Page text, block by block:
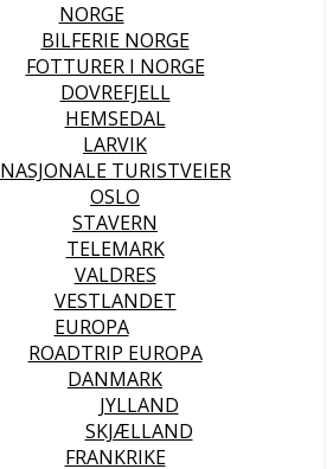
NORGE
BILFERIE NORGE
FOTTURER I NORGE
DOVREFJELL
HEMSEDAL
LARVIK
NASJONALE TURISTVEIER
OSLO
STAVERN
TELEMARK
VALDRES
VESTLANDET
EUROPA
ROADTRIP EUROPA
DANMARK
JYLLAND
SKJÆLLAND
FRANKRIKE